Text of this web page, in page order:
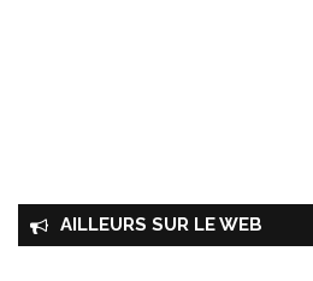
AILLEURS SUR LE WEB